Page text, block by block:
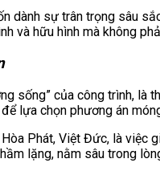
dành sự trân trọng sâu
và hữu hình mà không
sống” của công trình,
lựa chọn phương án
Phát, Việt Đức, là
lặng, nằm sâu trong